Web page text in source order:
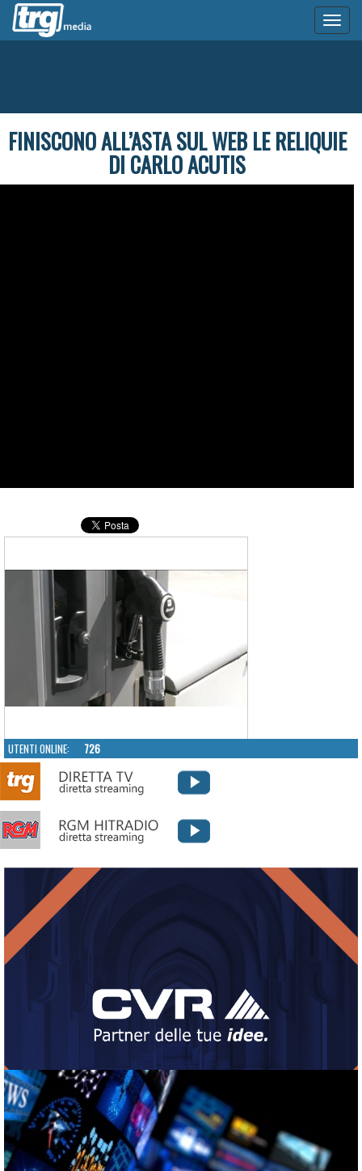
FINISCONO ALL’ASTA SUL WEB LE RELIQUIE
DI CARLO ACUTIS
UTENTI ONLINE: 726